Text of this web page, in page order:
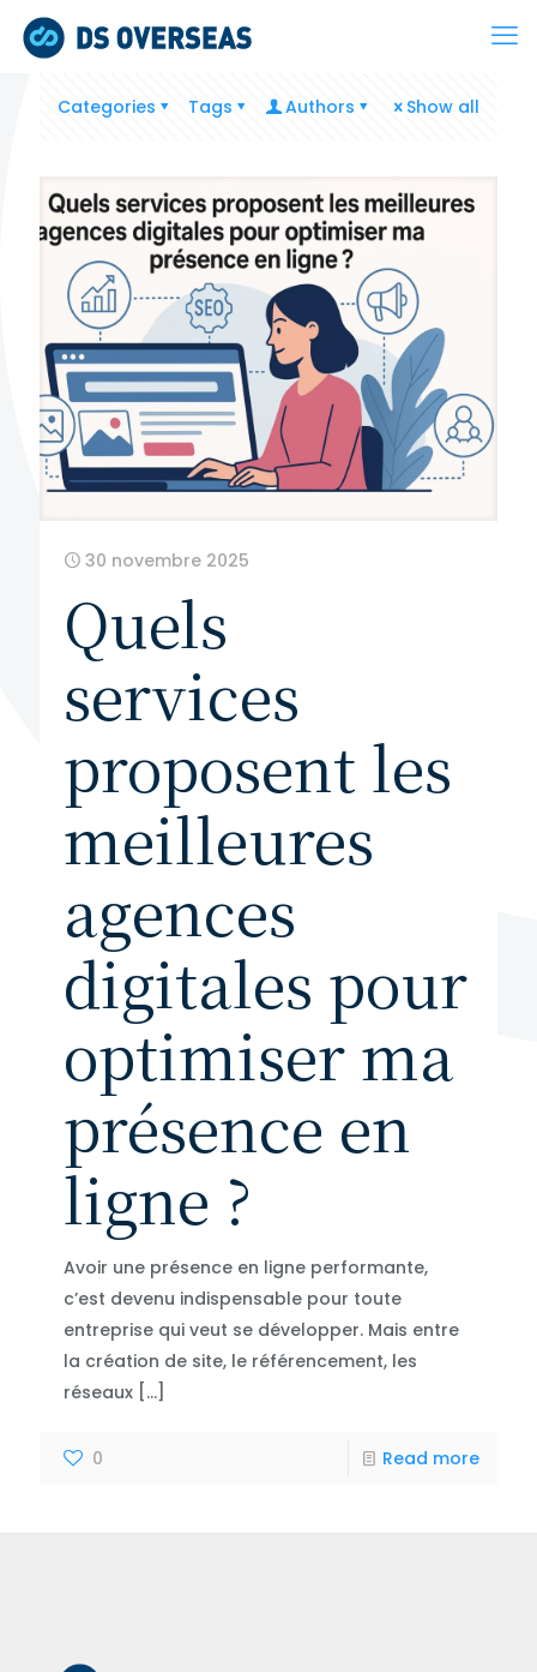
Categories Tags Authors Show all
30 novembre 2025
Quels
services
proposent les
meilleures
agences
digitales pour
optimiser ma
présence en
ligne ?
Avoir une présence en ligne performante,
c’est devenu indispensable pour toute
entreprise qui veut se développer. Mais entre
la création de site, le référencement, les
réseaux […]
0 Read more